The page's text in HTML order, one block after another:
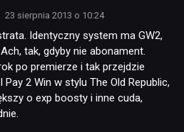
23 sierpnia 2013 o 10:24
Identyczny system ma GW2,
tak, gdyby nie abonament.
po premierze i tak przejdzie
2 Win w stylu The Old Republic,
o exp boosty i inne cuda,